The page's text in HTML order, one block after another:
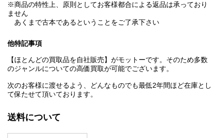
※商品の特性上、原則としてお客様都合による返品は承っており
ません
あくまで古本であるということをご了承下さい
他特記事項
【ほとんどの買取品を自社販売】がモットーです。そのため多数
のジャンルについての高価買取が可能でございます。
次のお客様に渡せるよう、どんなものでも最低2年間ほど在庫とし
て保たせて頂いております。
送料について